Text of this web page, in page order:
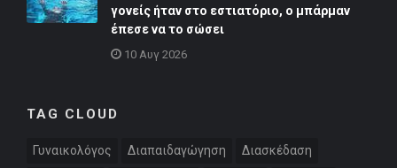
γονείς ήταν στο εστιατόριο, ο μπάρμαν
έπεσε να το σώσει
10 Αυγ 2026
TAG CLOUD
Γυναικολόγος Διαπαιδαγώγηση Διασκέδαση